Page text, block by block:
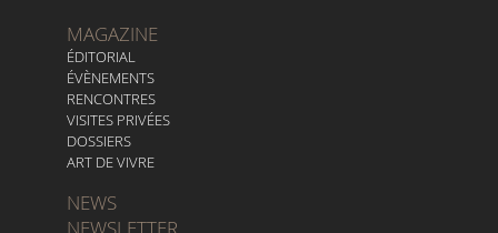
MAGAZINE
ÉDITORIAL
ÉVÈNEMENTS
RENCONTRES
VISITES PRIVÉES
DOSSIERS
ART DE VIVRE
NEWS